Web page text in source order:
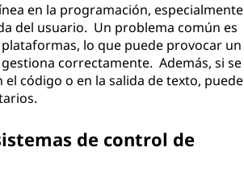
en la programación, especialmente
del usuario. Un problema común es
lo que puede provocar un
correctamente. Además, si se
código o en la salida de texto, puede
de control de